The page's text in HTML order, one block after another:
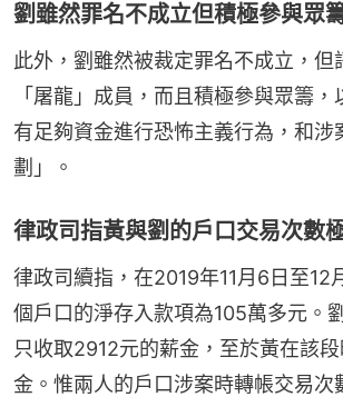
劉雖然罪名不成立但積極參與眾
此外，劉雖然被裁定罪名不成立，但
「屠龍」成員，而且積極參與眾籌，
有足夠資金進行恐怖主義行為，和涉
劃」。
律政司指黃與劉的戶口交易次數
律政司續指，在2019年11月6日至12
個戶口的淨存入款項為105萬多元。
只收取2912元的薪金，至於黃在該
金。惟兩人的戶口涉案時轉帳交易次